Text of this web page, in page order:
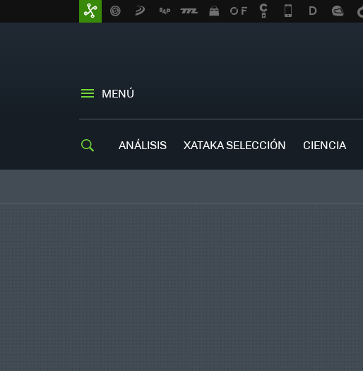
MENÚ
ANÁLISIS XATAKA SELECCIÓN CIENCIA